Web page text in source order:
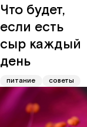
Что будет,
если есть
сыр каждый
день
питание советы